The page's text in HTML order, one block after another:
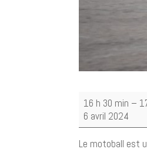
Rencontres
Motoball
Robion/Camaret
16 h 30 min –
6 avril 2024
Le motoball est